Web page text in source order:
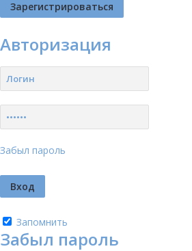
Авторизация
Забыл пароль
Запомнить
Забыл пароль